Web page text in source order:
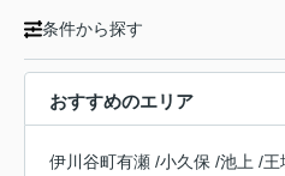
条件から探す
おすすめのエリア
伊川谷町有瀬 /小久保 /池上 /王